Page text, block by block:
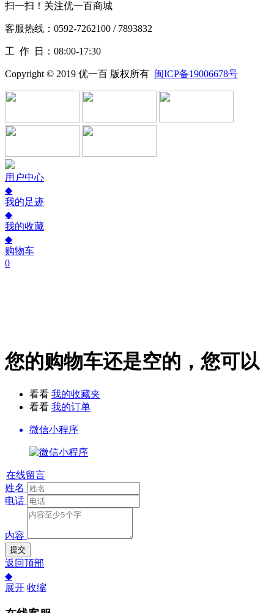
扫一扫！关注优一百商城
客服热线：0592-7262100 / 7893832
工作 日：08:00-17:30
Copyright © 2019 优一百 版权所有 闽ICP备19006678号
用户中心
◆
我的足迹
◆
我的收藏
◆
购物车
0
您的购物车还是空的，您可以
看看 我的收藏夹
看看 我的订单
微信小程序
在线留言
姓名
电话
内容
提交
返回顶部
◆
展开 收缩